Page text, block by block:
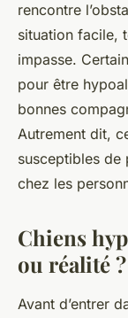
rencontre
situation facile,
impasse.
pour être
bonnes
Autrement dit,
susceptibles de
chez les
Chiens
ou réalité ?
Avant d’entrer